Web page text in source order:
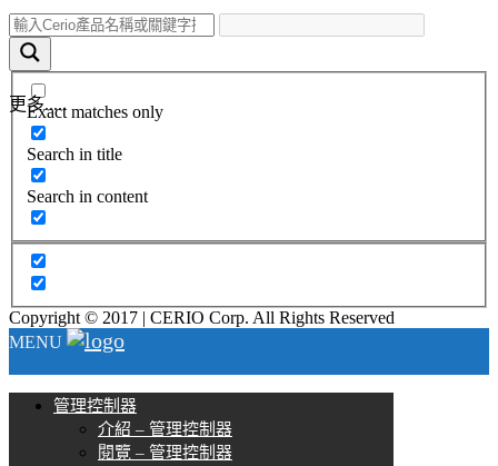
更多.....
Exact matches only
Search in title
Search in content
Copyright © 2017 | CERIO Corp. All Rights Reserved
MENU
管理控制器
介紹 – 管理控制器
閱覽 – 管理控制器